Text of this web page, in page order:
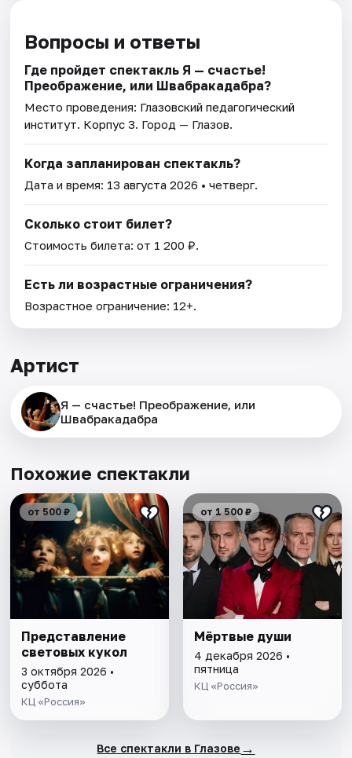
Вопросы и ответы
Где пройдет спектакль Я — счастье!
Преображение, или Швабракадабра?
Место проведения: Глазовский педагогический
институт. Корпус 3. Город — Глазов.
Когда запланирован спектакль?
Дата и время: 13 августа 2026 • четверг.
Сколько стоит билет?
Стоимость билета: от 1 200 ₽.
Есть ли возрастные ограничения?
Возрастное ограничение: 12+.
Артист
Я — счастье! Преображение, или
Швабракадабра
Похожие спектакли
от 500 ₽
Представление
световых кукол
3 октября 2026 •
суббота
КЦ «Россия»
от 1 500 ₽
Мёртвые души
4 декабря 2026 •
пятница
КЦ «Россия»
Все спектакли в Глазове →